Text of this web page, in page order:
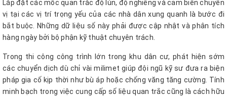
Lắp đặt các mốc quan trắc độ lún, độ nghiêng và cảm biến chuyển
vị tại các vị trí trọng yếu của các nhà dân xung quanh là bước đi
bắt buộc. Những dữ liệu số này phải được cập nhật và phân tích
hàng ngày bởi bộ phận kỹ thuật chuyên trách.
Trong thi công công trình lớn trong khu dân cư, phát hiện sớm
các chuyển dịch dù chỉ vài milimet giúp đội ngũ kỹ sư đưa ra biện
pháp gia cố kịp thời như bù áp hoặc chống văng tăng cường. Tính
minh bạch trong việc cung cấp số liệu quan trắc cũng là cách hữu